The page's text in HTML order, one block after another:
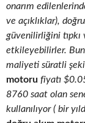
onarım
ve açıklıklar),
güvenilirliğini
etkileyebilirler.
maliyeti süratli
motoru fiyatı
8760 saat olan
kullanılıyor ( bir